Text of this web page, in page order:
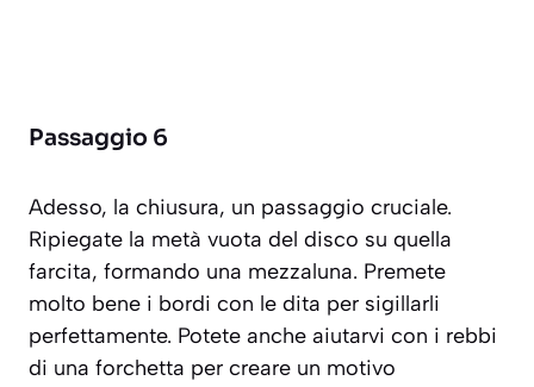
Passaggio 6
Adesso, la chiusura, un passaggio cruciale.
Ripiegate la metà vuota del disco su quella
farcita, formando una mezzaluna. Premete
molto bene i bordi con le dita per sigillarli
perfettamente. Potete anche aiutarvi con i rebbi
di una forchetta per creare un motivo